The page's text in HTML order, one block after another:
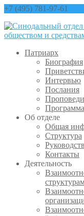
+7 (495) 781-97-61
Патриарх
Биография
Интервью
Послания
Проповеди
Об отделе
Общая
Структура
Контакты
Деятельность